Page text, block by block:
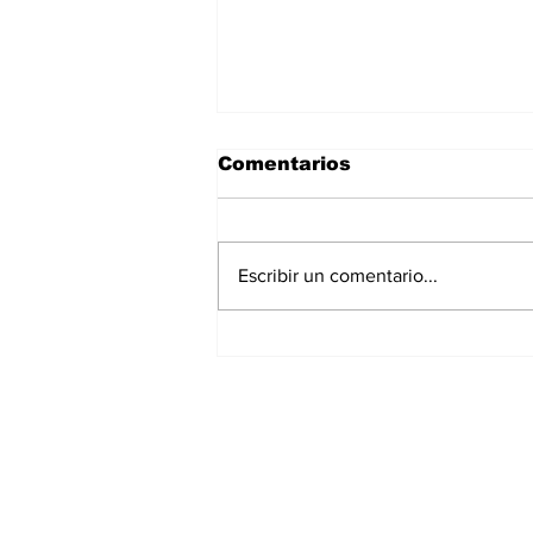
Comentarios
Escribir un comentario...